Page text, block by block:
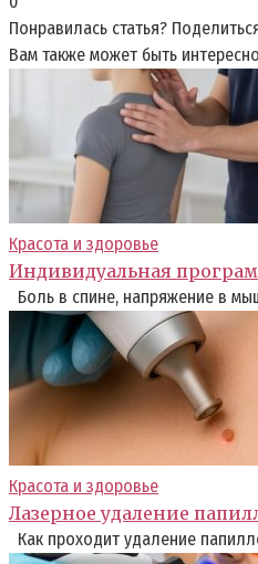
Понравилась статья?
Вам также может быть интересно
Красота и здоровье
Индивидуальная
Боль в спине, напряжение в
Красота и здоровье
Лазерное удаление
Как проходит удаление